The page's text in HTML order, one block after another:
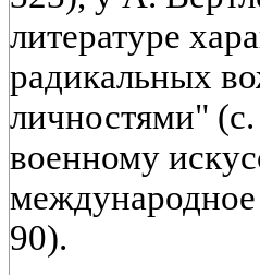
литературе
радикальных
личностями"
военному
международное
90).